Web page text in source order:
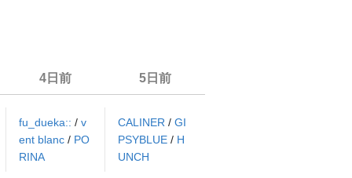
4日前
fu_dueka:: / v
ent blanc / PO
RINA
5日前
CALINER/GI
PSYBLUE/ H
UNCH